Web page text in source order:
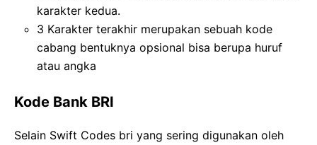
karakter kedua.
3 Karakter terakhir merupakan sebuah kode
cabang bentuknya opsional bisa berupa huruf
atau angka
Kode Bank BRI
Selain Swift Codes bri yang sering digunakan oleh